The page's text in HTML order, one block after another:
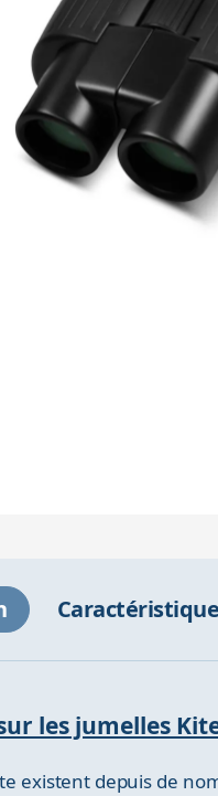
les jumelles
existent depuis de